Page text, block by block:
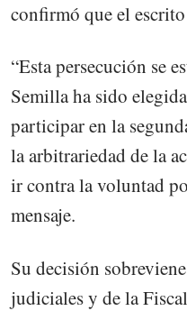
confirmó que el
“Esta persecución se
Semilla ha sido
participar en la
la arbitrariedad de la
ir contra la voluntad
mensaje.
Su decisión
judiciales y de la